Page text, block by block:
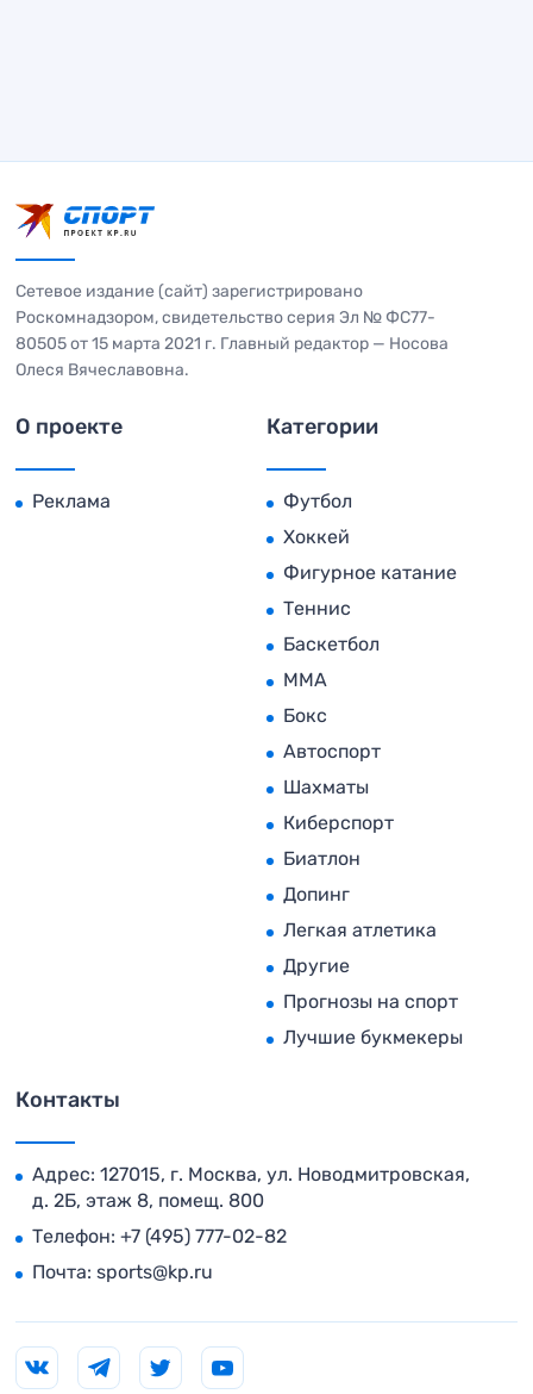
Сетевое издание (сайт) зарегистрировано
Роскомнадзором, свидетельство серия Эл № ФС77-
80505 от 15 марта 2021 г. Главный редактор — Носова
Олеся Вячеславовна.
О проекте
Реклама
Категории
Футбол
Хоккей
Фигурное катание
Теннис
Баскетбол
MMA
Бокс
Автоспорт
Шахматы
Киберспорт
Биатлон
Допинг
Легкая атлетика
Другие
Прогнозы на спорт
Лучшие букмекеры
Контакты
Адрес: 127015, г. Москва, ул. Новодмитровская,
д. 2Б, этаж 8, помещ. 800
Телефон: +7 (495) 777-02-82
Почта: sports@kp.ru